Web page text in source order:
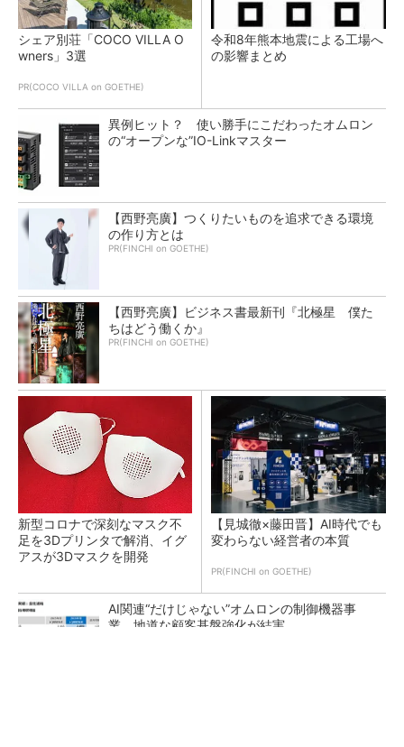
シェア別荘「COCO VILLA O
wners」3選
PR(COCO VILLA on GOETHE)
令和8年熊本地震による工場へ
の影響まとめ
異例ヒット？ 使い勝手にこだわったオムロン
の“オープンな”IO-Linkマスター
【西野亮廣】つくりたいものを追求できる環境
の作り方とは
PR(FINCHI on GOETHE)
【西野亮廣】ビジネス書最新刊『北極星 僕た
ちはどう働くか』
PR(FINCHI on GOETHE)
新型コロナで深刻なマスク不
足を3Dプリンタで解消、イグ
アスが3Dマスクを開発
【見城徹×藤田晋】AI時代でも
変わらない経営者の本質
PR(FINCHI on GOETHE)
AI関連“だけじゃない”オムロンの制御機器事
業、地道な顧客基盤強化が結実